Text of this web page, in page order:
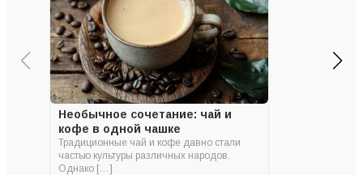
Необычное сочетание: чай и
кофе в одной чашке
Традиционные чай и кофе давно стали
частью культуры различных народов.
Однако […]